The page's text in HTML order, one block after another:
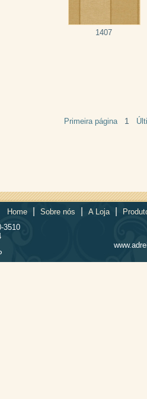
1407
Primeira página 1
Home Sobre nós A Loja
3510